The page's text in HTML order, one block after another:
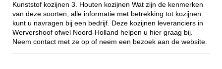
Kunststof kozijnen 3. Houten kozijnen Wat zijn de kenmerken
van deze soorten, alle informatie met betrekking tot kozijnen
kunt u navragen bij een bedrijf. Deze kozijnen leveranciers in
Wervershoof ofwel Noord-Holland helpen u hier graag bij.
Neem contact met ze op of neem een bezoek aan de website.